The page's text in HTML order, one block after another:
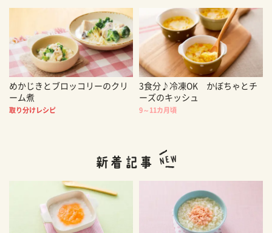
めかじきとブロッコリーのクリ
ーム煮
取り分けレシピ
3食分♪冷凍OK かぼちゃとチ
ーズのキッシュ
9～11カ月頃